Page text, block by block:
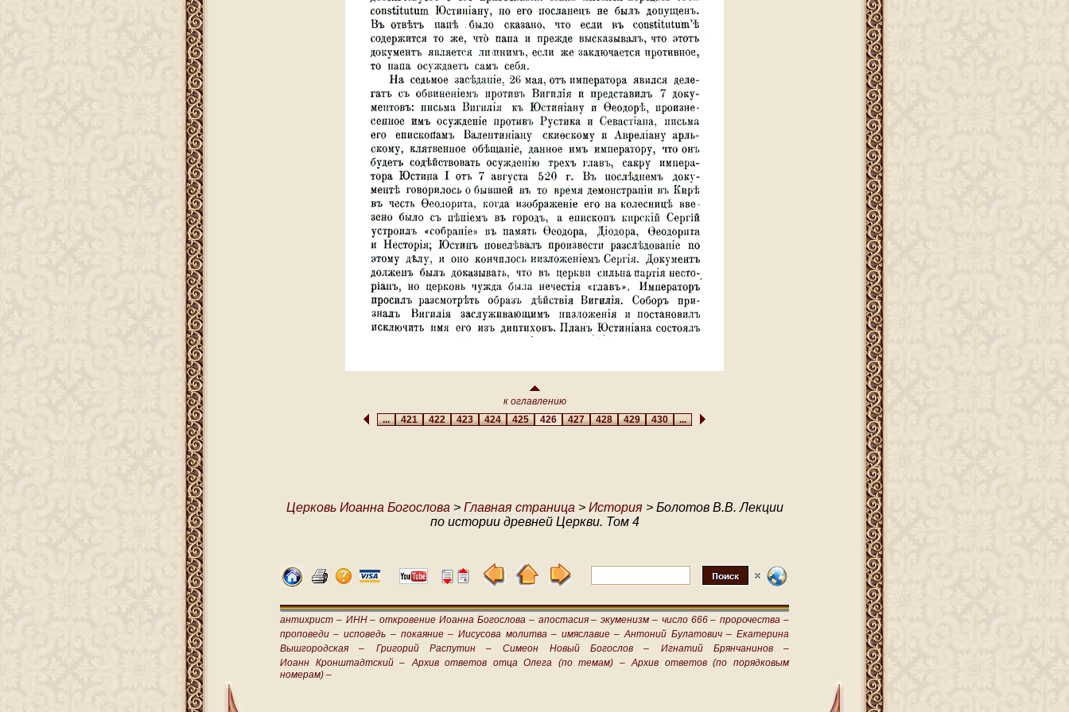
к оглавлению
...421422423424425 426 427428429430...
Церковь Иоанна Богослова > Главная страница > История> Болотов В.В. Лекции
по истории древней Церкви. Том 4
антихрист – ИНН – откровение Иоанна Богослова – апостасия – экуменизм – число 666 – пророчества –
проповеди – исповедь – покаяние – Иисусова молитва – имяславие – Антоний Булатович – Екатерина
Вышгородская –
Григорий Распутин – Симеон Новый Богослов –
Игнатий Брянчанинов –
Иоанн Кронштадтский –
Архив ответов отца Олега (по темам) –
Архив ответов (по порядковым
номерам) –